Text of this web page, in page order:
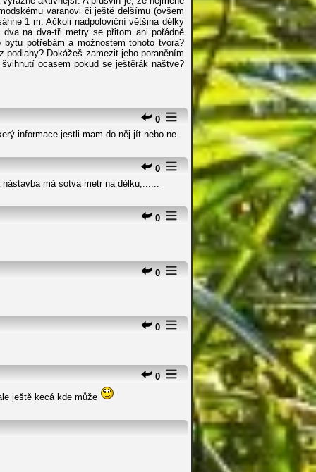
varanovi či ještě delšímu (ovšem
1 m. Ačkoli nadpoloviční většina délky
na dva-tři metry se přitom ani pořádně
potřebám a možnostem tohoto tvora?
Dokážeš zamezit jeho poraněním
ocasem pokud se ještěrák naštve?
0
informace jestli mam do něj jít nebo ne.
0
má sotva metr na délku,......
0
0
0
0
ještě kecá kde může